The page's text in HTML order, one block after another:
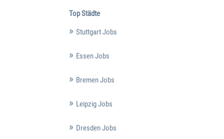
Top Städte
Stuttgart Jobs
Essen Jobs
Bremen Jobs
Leipzig Jobs
Dresden Jobs